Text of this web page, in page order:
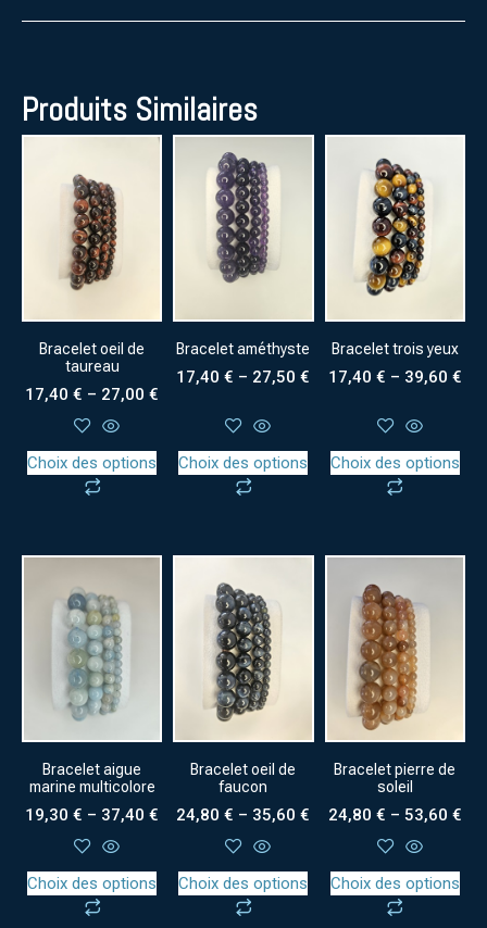
Produits Similaires
Bracelet oeil de
taureau
17,40€ – 27,00€
Choix des options
Bracelet améthyste
17,40€ – 27,50€
Choix des options
Bracelet trois yeux
17,40 € – 39,60 €
Choix des options
Bracelet aigue
marine multicolore
19,30€ – 37,40€
Choix des options
Bracelet oeil de
faucon
24,80€ – 35,60€
Choix des options
Bracelet pierre de
soleil
24,80 € – 53,60 €
Choix des options